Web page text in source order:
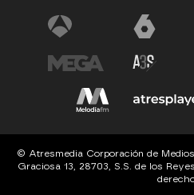
© Atresmedia Corporación de
Graciosa 13, 28703, S.S. de los